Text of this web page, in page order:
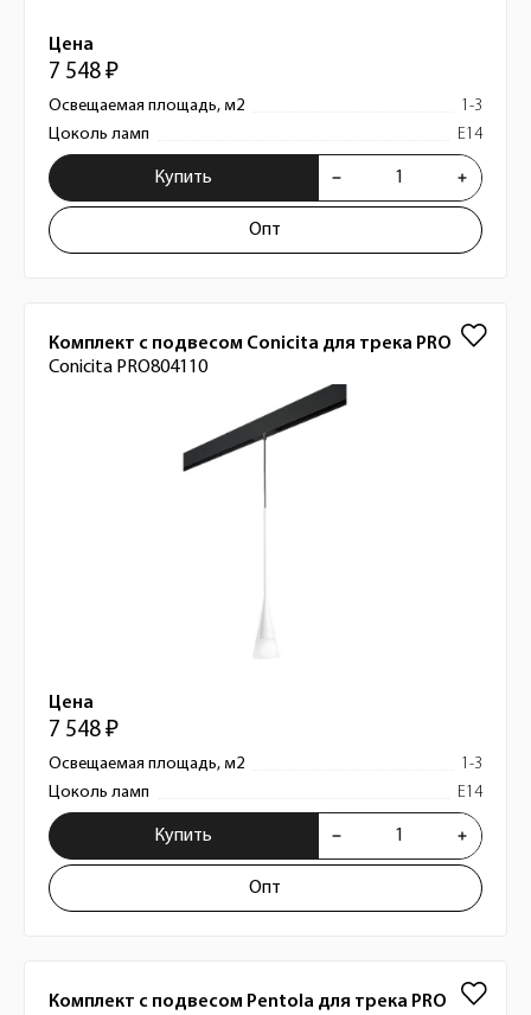
Цена
7 548 ₽
Освещаемая площадь, м2
1-3
Цоколь ламп
E14
Купить
Опт
Комплект с подвесом Conicita для трека PRO
Conicita PRO804110
Цена
7 548 ₽
Освещаемая площадь, м2
1-3
Цоколь ламп
E14
Купить
Опт
Комплект с подвесом Pentola для трека PRO